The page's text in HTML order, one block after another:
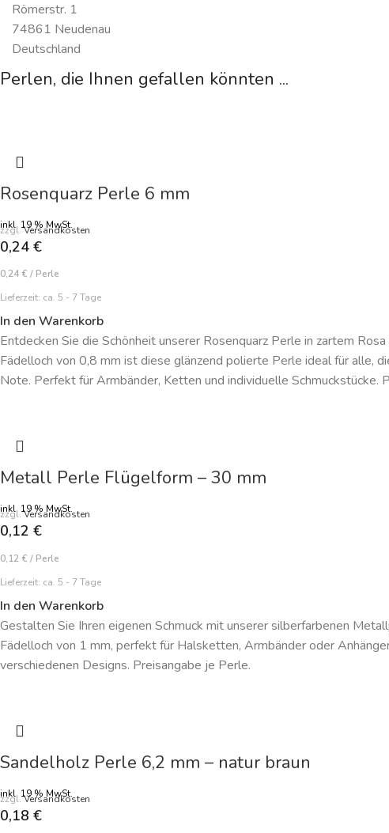
Römerstr. 1
74861 Neudenau
Deutschland
Perlen, die Ihnen gefallen könnten ...
Rosenquarz Perle 6 mm
inkl. 19 % MwSt.
zzgl.Versandkosten
0,24 €
0,24 € / Perle
Lieferzeit: ca. 5 - 7 Tage
In den Warenkorb
Entdecken Sie die Schönheit unserer Rosenquarz Perle in zartem
Fädelloch von 0,8 mm ist diese glänzend polierte Perle ideal für alle,
Note. Perfekt für Armbänder, Ketten und individuelle Schmuckstücke.
Metall Perle Flügelform – 30 mm
inkl. 19 % MwSt.
zzgl.Versandkosten
0,12 €
0,12 € / Perle
Lieferzeit: ca. 5 - 7 Tage
In den Warenkorb
Gestalten Sie Ihren eigenen Schmuck mit unserer silberfarbenen
Fädelloch von 1 mm, perfekt für Halsketten, Armbänder oder
verschiedenen Designs. Preisangabe je Perle.
Sandelholz Perle 6,2 mm – natur braun
inkl. 19 % MwSt.
zzgl.Versandkosten
0,18 €